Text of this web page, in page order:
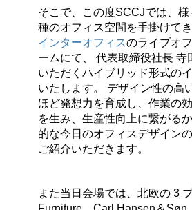
そこで、この度SCCJでは、
種のオフィス空間を手掛けてき
インターオフィスのライブオ
ームにて、 代表取締役社長 寺
いただくハイブリッド形式の
いたします。 デザイン性の高
ほど発想力を育成し、作業の
を生み、生産性向上に繋がる
的な今日のオフィスデザイン
ご紹介いただきます。
また当日会場では、北欧の 3